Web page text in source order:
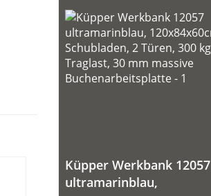
Küpper Werkbank 12057
ultramarinblau,